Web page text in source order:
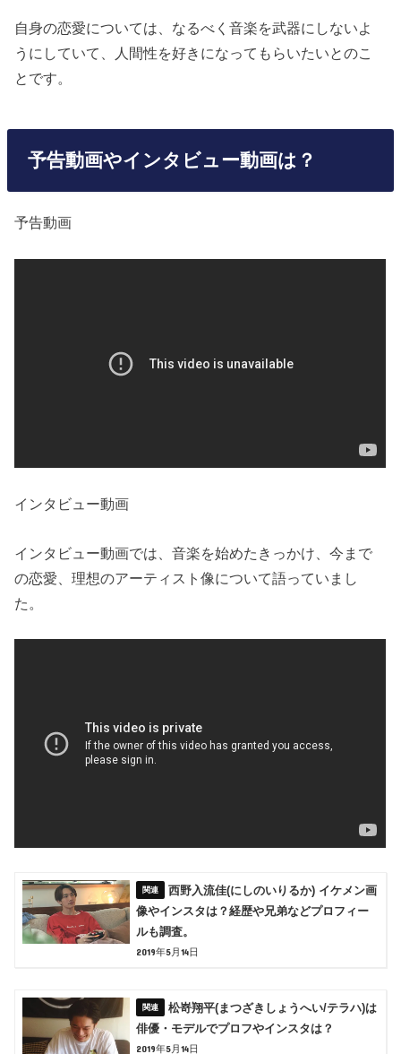
自身の恋愛については、なるべく音楽を武器にしないよ
うにしていて、人間性を好きになってもらいたいとのこ
とです。
予告動画やインタビュー動画は？
予告動画
インタビュー動画
インタビュー動画では、音楽を始めたきっかけ、今まで
の恋愛、理想のアーティスト像について語っていまし
た。
西野入流佳(にしのいりるか) イケメン画
像やインスタは？経歴や兄弟などプロフィー
ルも調査。
2019年5月14日
松嵜翔平(まつざきしょうへい/テラハ)は
俳優・モデルでプロフやインスタは？
2019年5月14日